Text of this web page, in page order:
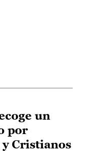
un
por
Cristianos